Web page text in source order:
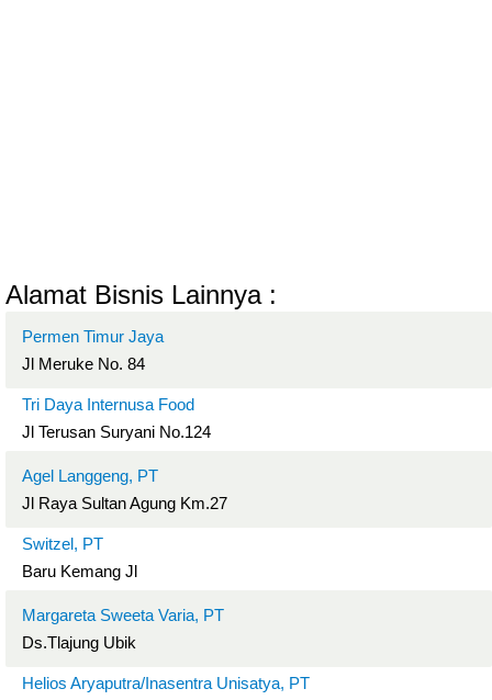
Alamat Bisnis Lainnya :
Permen Timur Jaya
Jl Meruke No. 84
Tri Daya Internusa Food
Jl Terusan Suryani No.124
Agel Langgeng, PT
Jl Raya Sultan Agung Km.27
Switzel, PT
Baru Kemang Jl
Margareta Sweeta Varia, PT
Ds.Tlajung Ubik
Helios Aryaputra/Inasentra Unisatya, PT